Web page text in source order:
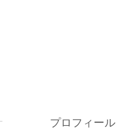
プロフィール